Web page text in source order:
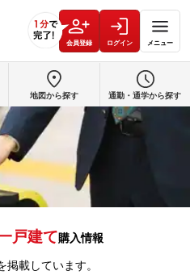
会員登録 ログイン メニュー
戸建て購入情報
載しています。
地図から探す 通勤・通学から探す